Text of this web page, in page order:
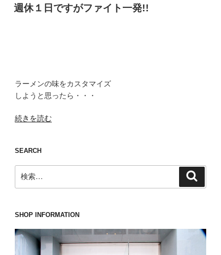
稿
日:
週休１日ですがファイト一発!!
ラーメンの味をカスタマイズ
しようと思ったら・・・
“週
日
で
す
が
ァ
ト
続きを読む
SEARCH
索:
SHOP INFORMATION